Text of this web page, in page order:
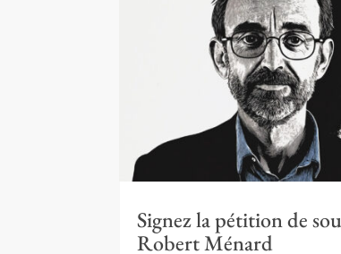
Signez la pétition de
Robert Ménard